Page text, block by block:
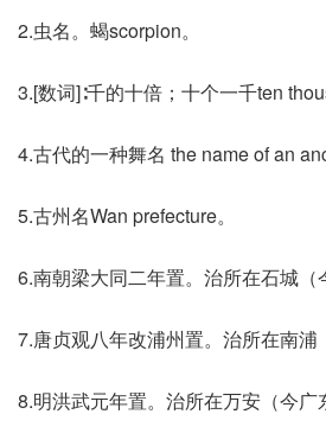
2.虫名。蝎scorpion。
3.[数词]∶千的十倍；十个一千ten
4.古代的一种舞名 the name of an
5.古州名Wan prefecture。
6.南朝梁大同二年置。治所在石城（
7.唐贞观八年改浦州置。治所在南浦
8.明洪武元年置。治所在万安（今广